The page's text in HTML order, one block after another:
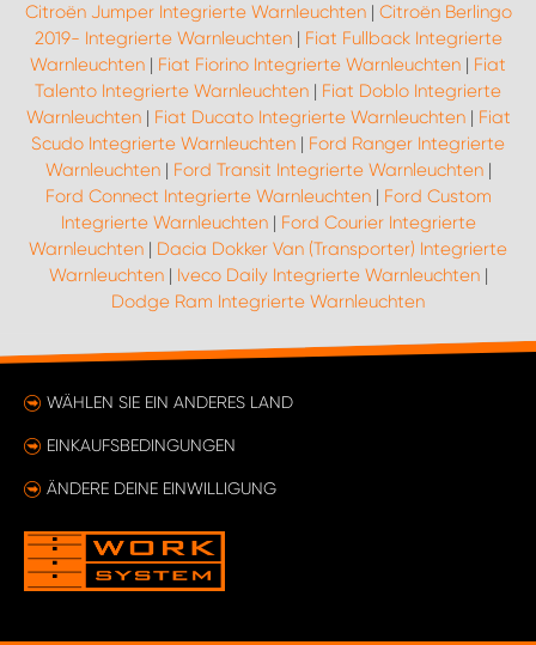
Citroën Jumper Integrierte Warnleuchten| Citroën Berlingo
2019- Integrierte Warnleuchten| Fiat Fullback Integrierte
Warnleuchten | Fiat Fiorino Integrierte Warnleuchten | Fiat
Talento Integrierte Warnleuchten | Fiat Doblo Integrierte
Warnleuchten| Fiat Ducato Integrierte Warnleuchten| Fiat
Scudo Integrierte Warnleuchten | Ford Ranger Integrierte
Warnleuchten| Ford Transit Integrierte Warnleuchten|
Ford Connect Integrierte Warnleuchten| Ford Custom
Integrierte Warnleuchten| Ford Courier Integrierte
Warnleuchten | Dacia Dokker Van (Transporter) Integrierte
Warnleuchten| Iveco Daily Integrierte Warnleuchten|
Dodge Ram Integrierte Warnleuchten
WÄHLEN SIE EIN ANDERES LAND
EINKAUFSBEDINGUNGEN
ÄNDERE DEINE EINWILLIGUNG